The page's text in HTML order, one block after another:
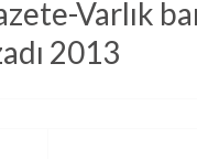
Varlık
2013